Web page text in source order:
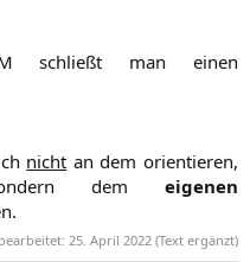
schließt man einen
nicht an dem orientieren,
dem eigenen
25. April 2022 (Text ergänzt)